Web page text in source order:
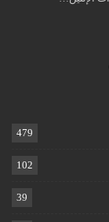
479
102
39